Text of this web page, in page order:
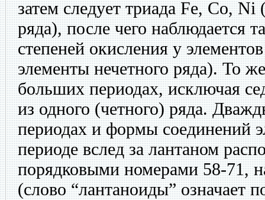
затем следует триада Fe, Со, Ni
ряда), после чего наблюдается
степеней окисления у
элементы нечетного ряда). То
больших периодах, исключая
из одного (четного) ряда.
периодах и формы соединений
периоде вслед за лантаном
порядковыми номерами 58-71,
(слово “лантаноиды” означает